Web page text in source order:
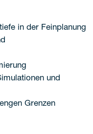
in der Feinplanung
und
Grenzen